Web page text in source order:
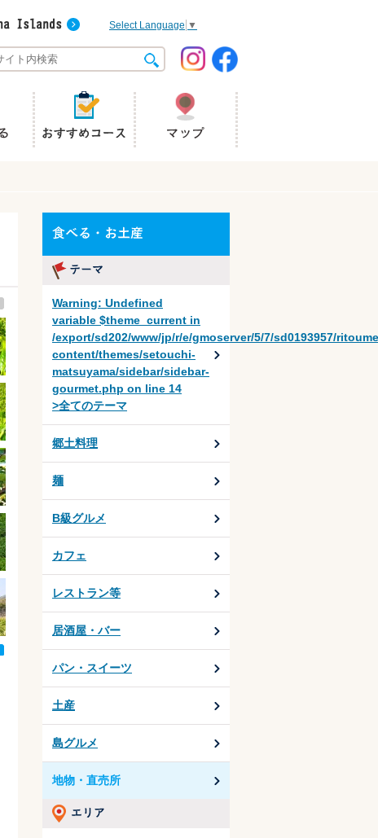
Select Language ▼
Warning: Undefined
variable $theme_current in
/export/sd202/www/jp/r/e/gmoserver/5/7/sd0193957/
content/themes/setouchi-
matsuyama/sidebar/sidebar-
gourmet.php on line 14
>全てのテーマ
郷土料理
麺
B級グルメ
カフェ
レストラン等
居酒屋・バー
パン・スイーツ
土産
島グルメ
地物・直売所